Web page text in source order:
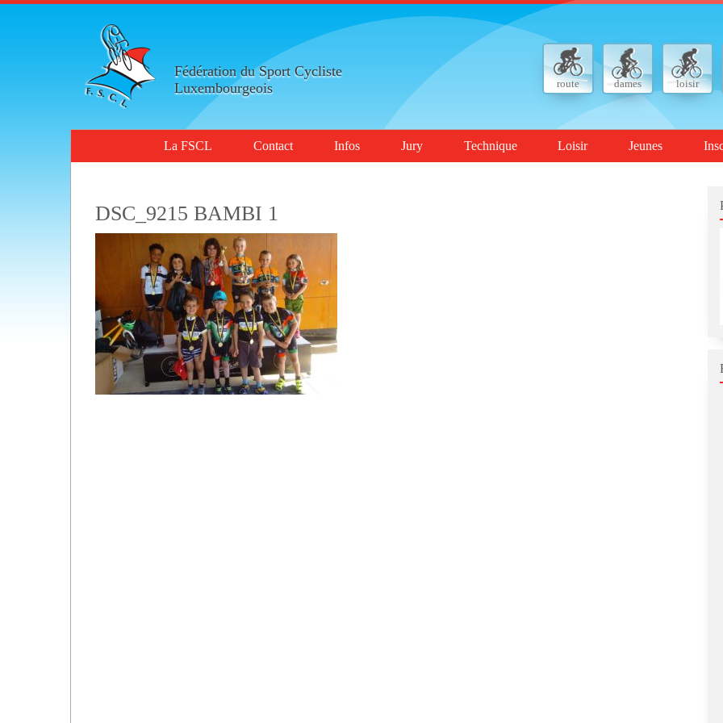
Fédération du Sport Cycliste
Luxembourgeois
route dames loisir
La FSCL Contact Infos Jury Technique Loisir Jeunes
DSC_9215 BAMBI 1